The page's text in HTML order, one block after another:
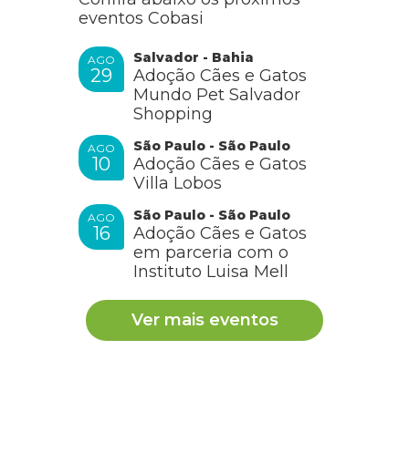
eventos Cobasi
AGO
29
Salvador - Bahia
Adoção Cães e Gatos
Mundo Pet Salvador
Shopping
AGO
10
São Paulo - São Paulo
Adoção Cães e Gatos
Villa Lobos
AGO
16
São Paulo - São Paulo
Adoção Cães e Gatos
em parceria com o
Instituto Luisa Mell
Ver mais eventos